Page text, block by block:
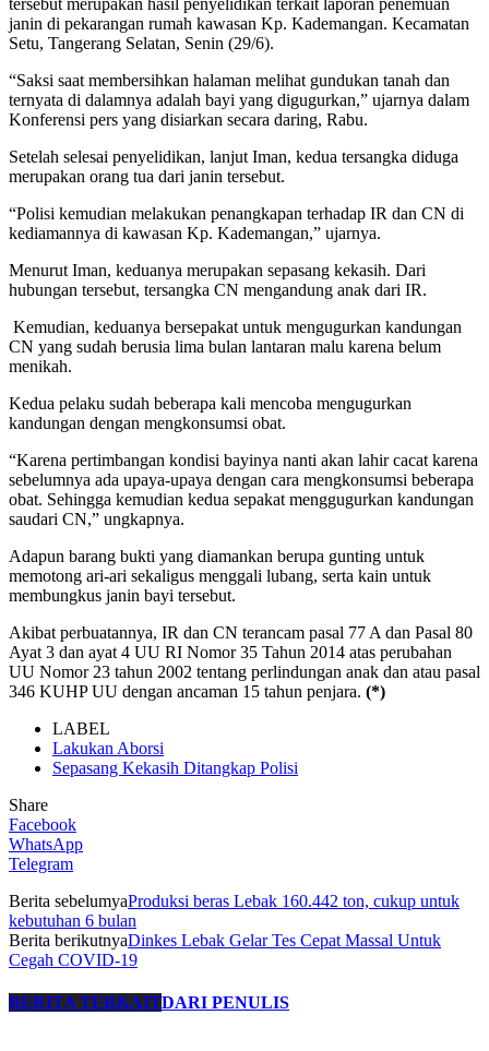
janin di pekarangan rumah kawasan Kp. Kademangan. Kecamatan
Setu, Tangerang Selatan, Senin (29/6).
“Saksi saat membersihkan halaman melihat gundukan tanah dan
ternyata di dalamnya adalah bayi yang digugurkan,” ujarnya dalam
Konferensi pers yang disiarkan secara daring, Rabu.
Setelah selesai penyelidikan, lanjut Iman, kedua tersangka diduga
merupakan orang tua dari janin tersebut.
“Polisi kemudian melakukan penangkapan terhadap IR dan CN di
kediamannya di kawasan Kp. Kademangan,” ujarnya.
Menurut Iman, keduanya merupakan sepasang kekasih. Dari
hubungan tersebut, tersangka CN mengandung anak dari IR.
Kemudian, keduanya bersepakat untuk mengugurkan kandungan
CN yang sudah berusia lima bulan lantaran malu karena belum
menikah.
Kedua pelaku sudah beberapa kali mencoba mengugurkan
kandungan dengan mengkonsumsi obat.
“Karena pertimbangan kondisi bayinya nanti akan lahir cacat karena
sebelumnya ada upaya-upaya dengan cara mengkonsumsi beberapa
obat. Sehingga kemudian kedua sepakat menggugurkan kandungan
saudari CN,” ungkapnya.
Adapun barang bukti yang diamankan berupa gunting untuk
memotong ari-ari sekaligus menggali lubang, serta kain untuk
membungkus janin bayi tersebut.
Akibat perbuatannya, IR dan CN terancam pasal 77 A dan Pasal 80
Ayat 3 dan ayat 4 UU RI Nomor 35 Tahun 2014 atas perubahan
UU Nomor 23 tahun 2002 tentang perlindungan anak dan atau pasal
346 KUHP UU dengan ancaman 15 tahun penjara. (*)
LABEL
Lakukan Aborsi
Sepasang Kekasih Ditangkap Polisi
Share
Facebook
WhatsApp
Telegram
Berita sebelumyaProduksi beras Lebak 160.442 ton, cukup untuk
kebutuhan 6 bulan
Berita berikutnyaDinkes Lebak Gelar Tes Cepat Massal Untuk
Cegah COVID-19
BERITA TERKAITDARI PENULIS